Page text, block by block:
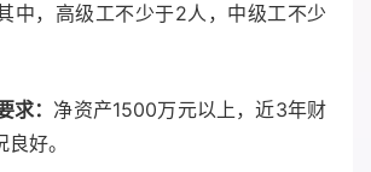
中，高级工不少于2人，中级工不少
求： 净资产1500万元以上，近3年财
好。